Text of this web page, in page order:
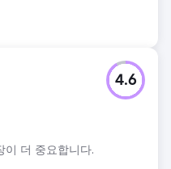
이 더 중요합니다.
4.6